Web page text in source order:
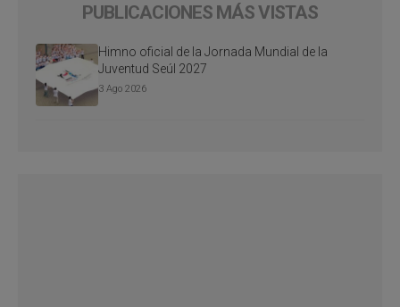
PUBLICACIONES MÁS VISTAS
Himno oficial de la Jornada Mundial de la
Juventud Seúl 2027
3 Ago 2026